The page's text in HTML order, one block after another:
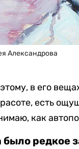
Александрова
в его
есть
как
редкое